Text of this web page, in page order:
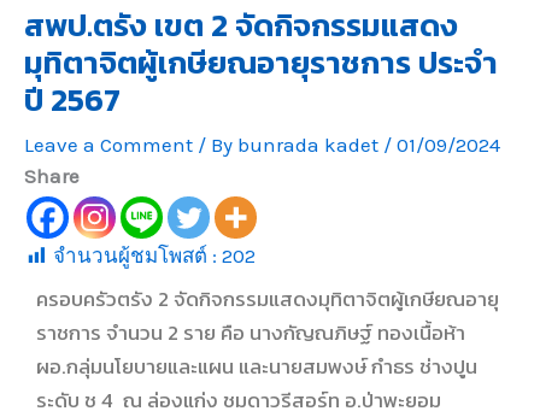
สพป.ตรัง เขต 2 จัดกิจกรรมแสดง
มุทิตาจิตผู้เกษียณอายุราชการ ประจำ
ปี 2567
Leave a Comment / By bunrada kadet / 01/09/2024
Share
จำนวนผู้ชมโพสต์ : 202
ครอบครัวตรัง 2 จัดกิจกรรมแสดงมุทิตาจิตผู้เกษียณอายุ
ราชการ จำนวน 2 ราย คือ นางกัญณภิษฐ์ ทองเนื้อห้า
ผอ.กลุ่มนโยบายและแผน และนายสมพงษ์ กำธร ช่างปูน
ระดับ ช 4 ณ ล่องแก่ง ชมดาวรีสอร์ท อ.ป่าพะยอม